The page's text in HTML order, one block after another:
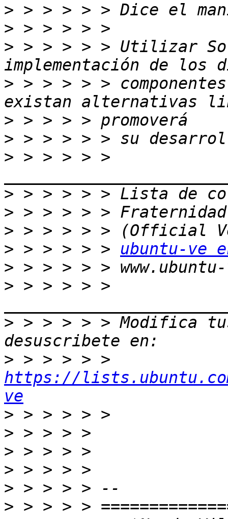
>
>
> > > > > > Utilizar
> > > > > >
>
>
> > > > > >
>
>
>
> > > > > > ubuntu-ve
>
> > > > > >
> > > > > > Modifica
>
https://
ve
>
>
>
>
>
>